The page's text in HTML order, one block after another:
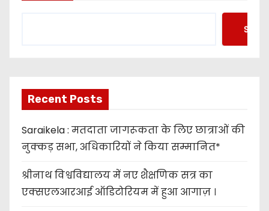
Recent Posts
Saraikela : मतदाता जागरूकता के लिए छात्राओं की
नुक्कड़ सभा, अधिकारियों ने किया सम्मानित*
श्रीनाथ विश्वविद्यालय में नए शैक्षणिक सत्र का
एक्सएलआरआई ऑडिटोरियम में हुआ आगाज़ ।